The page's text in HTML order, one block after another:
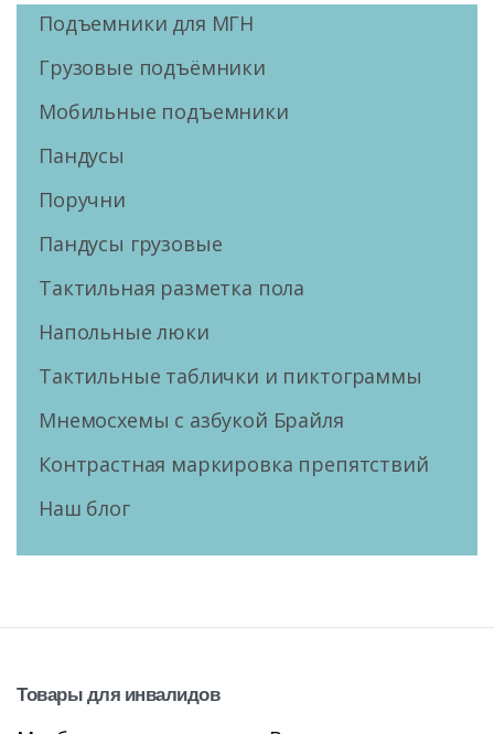
Подъемники для МГН
Грузовые подъёмники
Мобильные подъемники
Пандусы
Поручни
Пандусы грузовые
Тактильная разметка пола
Напольные люки
Тактильные таблички и пиктограммы
Мнемосхемы с азбукой Брайля
Контрастная маркировка препятствий
Наш блог
Товарыдля инвалидов